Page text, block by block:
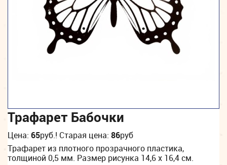
Трафарет Бабочки
Цена: 65руб.! Старая цена: 86руб
Трафарет из плотного прозрачного пластика,
толщиной 0,5 мм. Размер рисунка 14,6 х 16,4 см.